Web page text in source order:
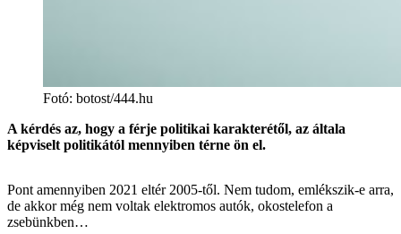
Fotó: botost/444.hu
A kérdés az, hogy a férje politikai karakterétől, az általa
képviselt politikától mennyiben térne ön el.
Pont amennyiben 2021 eltér 2005-től. Nem tudom, emlékszik-e arra,
de akkor még nem voltak elektromos autók, okostelefon a
zsebünkben…